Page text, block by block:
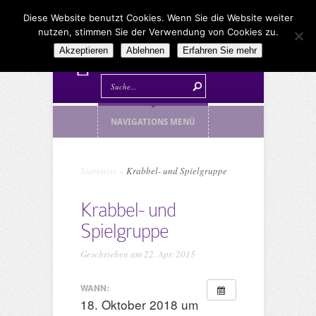
NAVIGATIONS MENÜ
Startseite Krabbel- und Spielgruppe
Krabbel- und
Spielgruppe
Geschrieben am 22. Apr. 2015
WANN:
18. Oktober 2018 um
Diese Website benutzt Cookies. Wenn Sie die Website weiter
nutzen, stimmen Sie der Verwendung von Cookies zu.
Akzeptieren Ablehnen Erfahren Sie mehr